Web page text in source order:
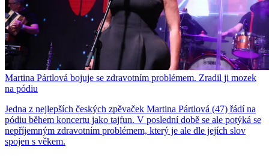
Martina Pártlová bojuje se zdravotním problémem. Zradil ji mozek
na pódiu
Jedna z nejlepších českých zpěvaček Martina Pártlová (47) řádí na
pódiu během koncertu jako tajfun. V poslední době se ale potýká se
nepříjemným zdravotním problémem, který je ale dle jejích slov
spojen s věkem.